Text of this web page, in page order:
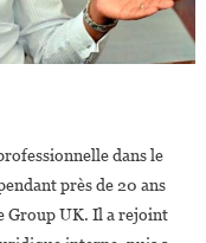
dans le
près de 20 ans
Group UK. Il a rejoint